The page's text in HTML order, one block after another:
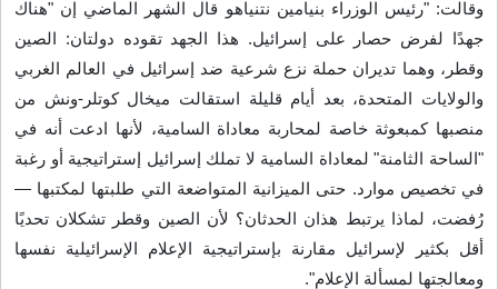
وقالت: "رئيس الوزراء بنيامين نتنياهو قال الشهر الماضي إن "هناك
جهدًا لفرض حصار على إسرائيل. هذا الجهد تقوده دولتان: الصين
وقطر، وهما تديران حملة نزع شرعية ضد إسرائيل في العالم الغربي
والولايات المتحدة، بعد أيام قليلة استقالت ميخال كوتلر-ونش من
منصبها كمبعوثة خاصة لمحاربة معاداة السامية، لأنها ادعت أنه في
"الساحة الثامنة" لمعاداة السامية لا تملك إسرائيل إستراتيجية أو رغبة
في تخصيص موارد. حتى الميزانية المتواضعة التي طلبتها لمكتبها —
رُفضت، لماذا يرتبط هذان الحدثان؟ لأن الصين وقطر تشكلان تحديًا
أقل بكثير لإسرائيل مقارنة بإستراتيجية الإعلام الإسرائيلية نفسها
ومعالجتها لمسألة الإعلام".